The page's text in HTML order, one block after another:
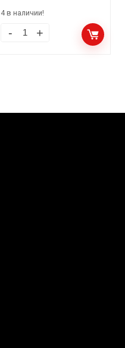
4 в наличии!